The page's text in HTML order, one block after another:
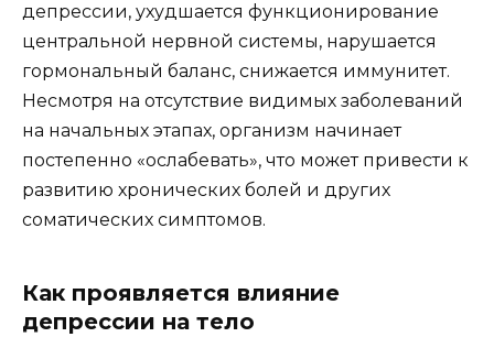
депрессии, ухудшается функционирование
центральной нервной системы, нарушается
гормональный баланс, снижается иммунитет.
Несмотря на отсутствие видимых заболеваний
на начальных этапах, организм начинает
постепенно «ослабевать», что может привести к
развитию хронических болей и других
соматических симптомов.
Как проявляется влияние
депрессии на тело